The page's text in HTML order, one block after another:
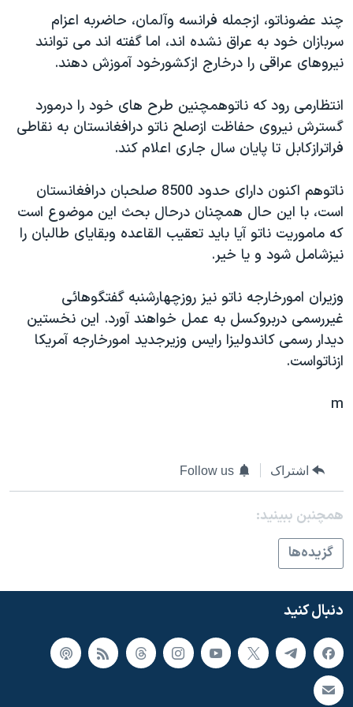
فرهنگ و زندگی
حقوق شهروندی
اقتصادی
علم و فناوری
اسرائیل در جنگ
گالری عکس
آرشیو پخش زنده
مستندها
انتخابات ریاست جمهوری آمریکا ۲۰۲۴
حمله جمهوری اسلامی به اسرائیل
رمز مهسا
ورزش زنان در ایران
اعتراضات زن، زندگی، آزادی
مجموعه مستندهای دادخواهی
تریبونال مردمی آبان ۹۸
دادگاه حمید نوری
قانون شفافیت دارائی کادر رهبری ایران
اعتراضات مردمی آبان ۹۸
اسرائیل در جنگ
سفر پرزیدنت ترامپ به چین
دنبال کنید
زبانهای مختلف
چند عضوناتو، ازجمله فرانسه وآلمان، حاضربه اعزام
سربازان خود به عراق نشده اند، اما گفته اند می توانند
نيروهای عراقی را درخارج ازکشورخود آموزش دهند.
انتظارمی رود که ناتوهمچنين طرح های خود را درمورد
گسترش نيروی حفاظت ازصلح ناتو درافغانستان به نقاطی
فراترازکابل تا پايان سال جاری اعلام کند.
ناتوهم اکنون دارای حدود 8500 صلحبان درافغانستان
است، با اين حال همچنان درحال بحث اين موضوع است
که ماموريت ناتو آيا بايد تعقيب القاعده وبقايای طالبان را
نيزشامل شود و يا خير.
وزيران امورخارجه ناتو نيز روزچهارشنبه گفتگوهائی
غيررسمی دربروکسل به عمل خواهند آورد. اين نخستين
ديدار رسمی کاندوليزا رايس وزيرجديد امورخارجه آمريکا
ازناتواست.
m
اشتراک Follow us
همچنبن ببینید:
گزيده‌ها
دنبال کنید